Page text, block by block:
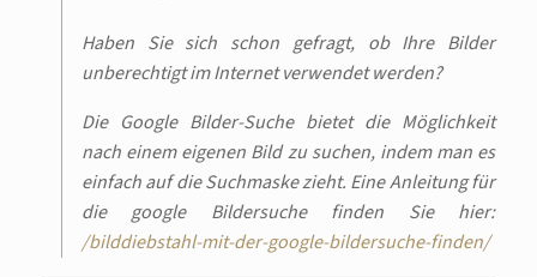
Haben Sie sich schon gefragt, ob Ihre Bilder
unberechtigt im Internet verwendet werden?
Die Google Bilder-Suche bietet die Möglichkeit
nach einem eigenen Bild zu suchen, indem man es
einfach auf die Suchmaske zieht. Eine Anleitung für
die google Bildersuche finden Sie hier:
/bilddiebstahl-mit-der-google-bildersuche-finden/